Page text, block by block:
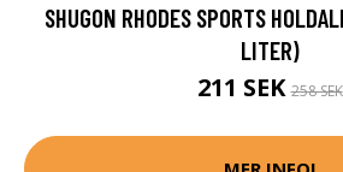
SHUGON RHODES SPORTS
LITER)
211 SEK258 SEK